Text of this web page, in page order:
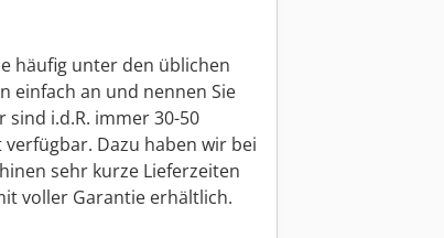
häufig unter den üblichen
einfach an und nennen Sie
sind i.d.R. immer 30-50
Dazu haben wir bei
sehr kurze Lieferzeiten
voller Garantie erhältlich.